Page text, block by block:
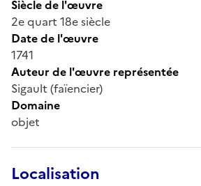
Siècle de l'œuvre
2e quart 18e siècle
Date de l'œuvre
1741
Auteur de l'œuvre représentée
Sigault (faïencier)
Domaine
objet
Localisation